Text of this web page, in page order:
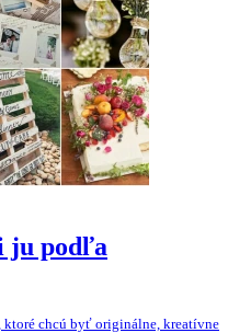
ju podľa
ktoré chcú byť originálne, kreatívne